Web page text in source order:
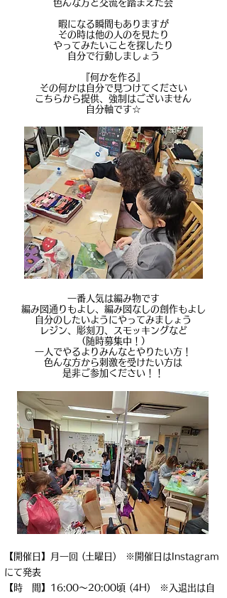
色んな方と交流を踏まえた会
暇になる瞬間もありますが
その時は他の人のを見たり
やってみたいことを探したり
自分で行動しましょう
『何かを作る』
その何かは自分で見つけてください
​こちらから提供、強制はございません
自分軸です☆
一番人気は編み物です
編み図通りもよし、編み図なしの創作もよし
自分のしたいようにやってみましょう
レジン、彫刻刀、スモッキングなど
（随時募集中！）
一人でやるよりみんなとやりたい方！
​色んな方から刺激を受けたい方は
是非ご参加ください！！
【開催日】月一回 (土曜日) ※開催日はInstagram
にて発表
【時 間】16:00～20:00頃 (4H) ※入退出は自